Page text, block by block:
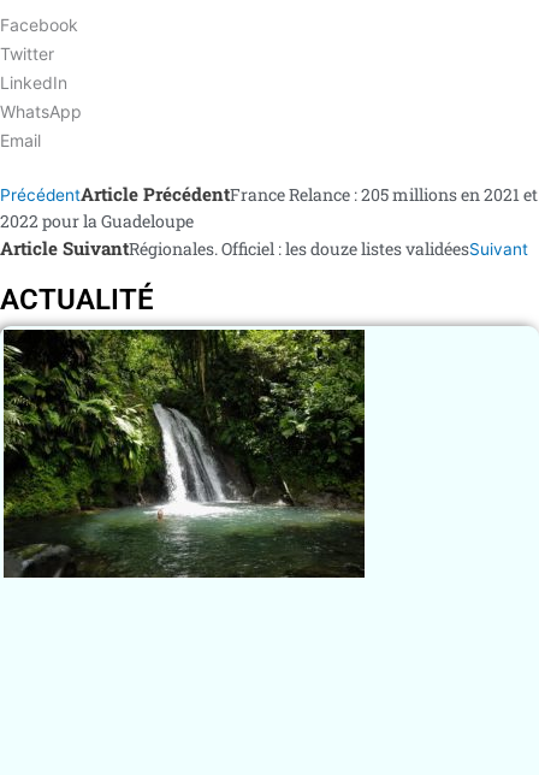
Facebook
Twitter
LinkedIn
WhatsApp
Email
PrécédentArticle PrécédentFrance Relance : 205 millions en 2021 et
2022 pour la Guadeloupe
Article SuivantRégionales. Officiel : les douze listes validéesSuivant
ACTUALITÉ